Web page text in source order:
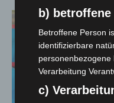
b)
Betroffene Person
identifizierbare
Verarbeitung
c)